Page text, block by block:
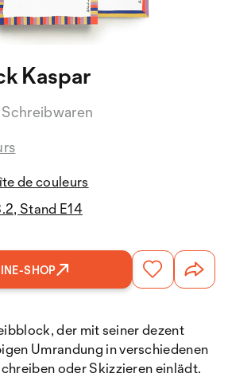
Kaspar
Schreibwaren
de couleurs
Stand E14
SHOP
der mit seiner dezent
Umrandung in verschiedenen
oder Skizzieren einlädt.